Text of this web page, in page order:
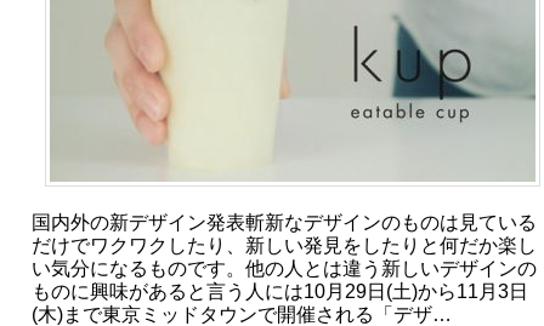
国内外の新デザイン発表斬新なデザインのものは見ている
だけでワクワクしたり、新しい発見をしたりと何だか楽し
い気分になるものです。他の人とは違う新しいデザインの
ものに興味があると言う人には10月29日(土)から11月3日
(木)まで東京ミッドタウンで開催される「デザ…